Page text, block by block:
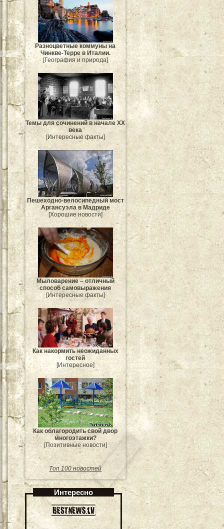
Разноцветные коммуны на
Чинкве-Терре в Италии.
[География и природа]
Темы для сочинений в начале XX
века
[Интересные факты]
Пешеходно-велосипедный мост
Аргансуэла в Мадриде
[Хорошие новости]
Мыловарение – отличный
способ самовыражения
[Интересные факты]
Как накормить неожиданных
гостей
[Интересное]
Как облагородить свой двор
многоэтажки?
[Позитивные новости]
Топ 100 новостей
Интересно